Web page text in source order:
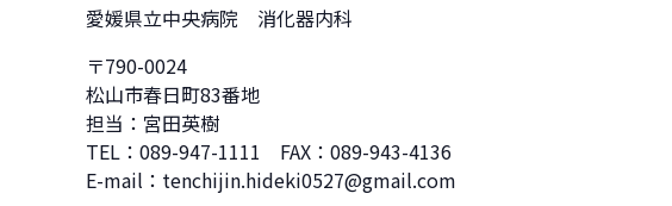
愛媛県立中央病院 消化器内科
〒790-0024
松山市春日町83番地
担当：宮田英樹
TEL：089-947-1111 FAX：089-943-4136
E-mail：tenchijin.hideki0527@gmail.com